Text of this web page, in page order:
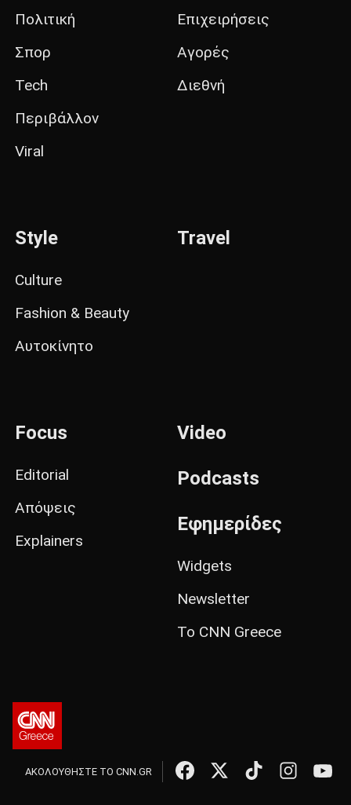
Πολιτική
Σπορ
Tech
Περιβάλλον
Viral
Επιχειρήσεις
Αγορές
Διεθνή
Style
Culture
Fashion & Beauty
Αυτοκίνητο
Travel
Focus
Editorial
Απόψεις
Explainers
Video
Podcasts
Εφημερίδες
Widgets
Newsletter
Το CNN Greece
ΑΚΟΛΟΥΘΗΣΤΕ ΤΟ CNN.GR